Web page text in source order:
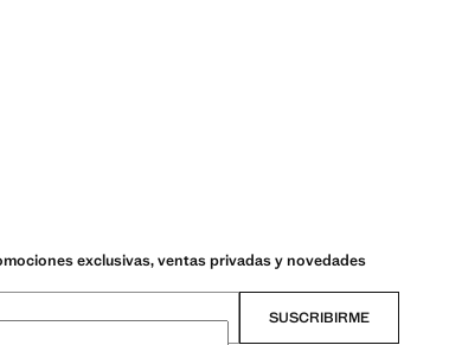
exclusivas, ventas privadas y novedades
SUSCRIBIRME